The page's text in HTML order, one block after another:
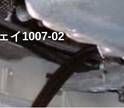
イ1007-02